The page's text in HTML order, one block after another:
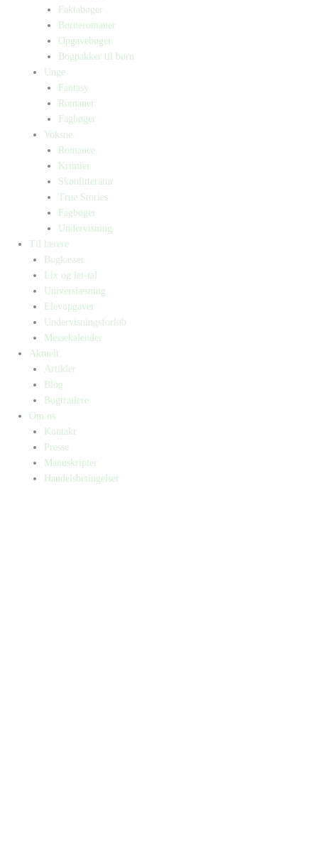
Faktabøger
Børneromaner
Opgavebøger
Bogpakker til børn
Unge
Fantasy
Romaner
Fagbøger
Voksne
Romance
Krimier
Skønlitteratur
True Stories
Fagbøger
Undervisning
Til lærere
Bogkasser
Lix og let-tal
Universlæsning
Elevopgaver
Undervisningsforløb
Messekalender
Aktuelt
Artikler
Blog
Bogtrailere
Om os
Kontakt
Presse
Manuskripter
Handelsbetingelser